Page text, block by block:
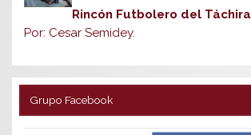
Rincón Futbolero del Táchira
Por: Cesar Semidey.
Grupo Facebook